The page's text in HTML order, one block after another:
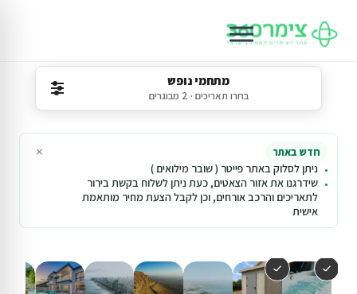
מתחמי נופש
בחרו תאריכים · 2 מבוגרים
חדש באתר
ניתן לסלוק באתר פייטר ( שובר מילואים )
שידרגנו את אזור הצאטים, כעת ניתן לשלוח בקשת בירור
לתאריכים והרכב אורחים, וכן לקבל הצעת מחיר מותאמת
אישית
×